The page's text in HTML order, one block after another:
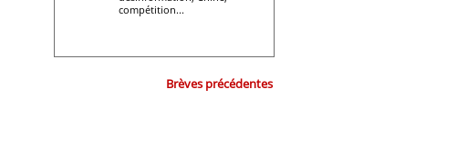
compétition...
Brèves précédentes